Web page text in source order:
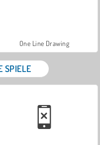
One Line Drawing
SPIELE